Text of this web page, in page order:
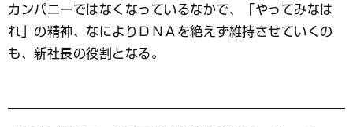
カンパニーではなくなっているなかで、「やってみなは
れ」の精神、なによりＤＮＡを絶えず維持させていくの
も、新社長の役割となる。